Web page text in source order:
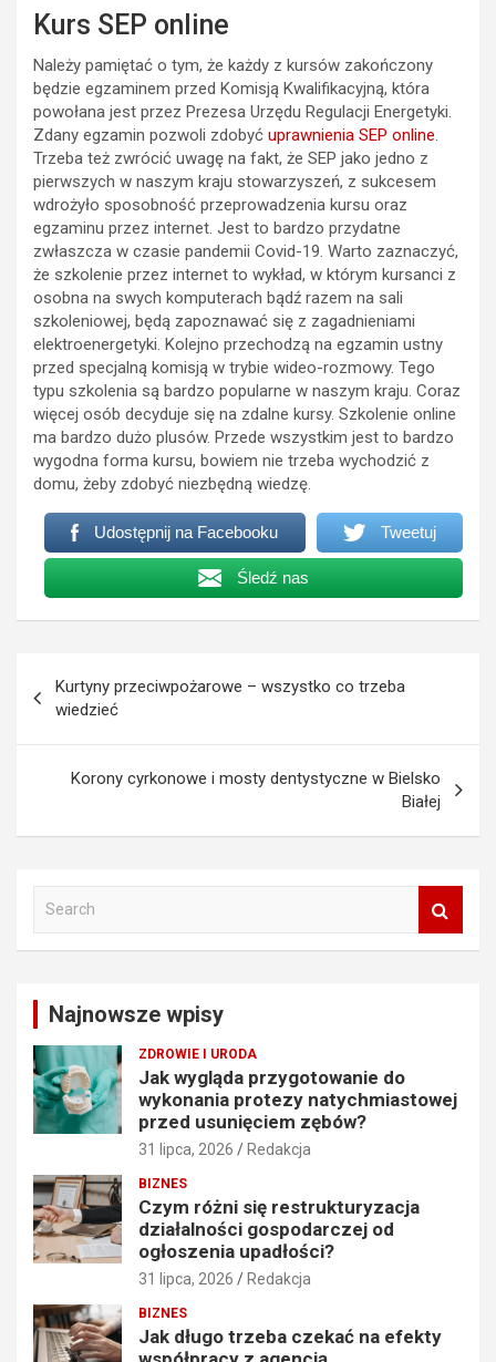
Kurs SEP online
Należy pamiętać o tym, że każdy z kursów zakończony
będzie egzaminem przed Komisją Kwalifikacyjną, która
powołana jest przez Prezesa Urzędu Regulacji Energetyki.
Zdany egzamin pozwoli zdobyć uprawnienia SEP online.
Trzeba też zwrócić uwagę na fakt, że SEP jako jedno z
pierwszych w naszym kraju stowarzyszeń, z sukcesem
wdrożyło sposobność przeprowadzenia kursu oraz
egzaminu przez internet. Jest to bardzo przydatne
zwłaszcza w czasie pandemii Covid-19. Warto zaznaczyć,
że szkolenie przez internet to wykład, w którym kursanci z
osobna na swych komputerach bądź razem na sali
szkoleniowej, będą zapoznawać się z zagadnieniami
elektroenergetyki. Kolejno przechodzą na egzamin ustny
przed specjalną komisją w trybie wideo-rozmowy. Tego
typu szkolenia są bardzo popularne w naszym kraju. Coraz
więcej osób decyduje się na zdalne kursy. Szkolenie online
ma bardzo dużo plusów. Przede wszystkim jest to bardzo
wygodna forma kursu, bowiem nie trzeba wychodzić z
domu, żeby zdobyć niezbędną wiedzę.
Udostępnij na Facebooku Tweetuj
Śledź nas
wpisu
Kurtyny przeciwpożarowe – wszystko co trzeba
wiedzieć
Korony cyrkonowe i mosty dentystyczne w Bielsko
Białej
Najnowsze wpisy
ZDROWIE I URODA
Jak wygląda przygotowanie do
wykonania protezy natychmiastowej
przed usunięciem zębów?
31 lipca, 2026 Redakcja
BIZNES
Czym różni się restrukturyzacja
działalności gospodarczej od
ogłoszenia upadłości?
31 lipca, 2026 Redakcja
BIZNES
Jak długo trzeba czekać na efekty